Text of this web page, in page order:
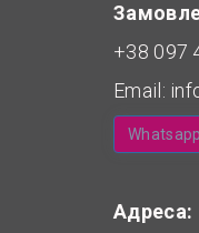
+38 097
Email:
Адреса: